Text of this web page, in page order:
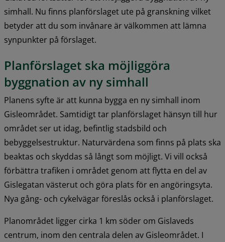
simhall. Nu finns planförslaget ute på granskning vilket
betyder att du som invånare är välkommen att lämna
synpunkter på förslaget.
Planförslaget ska möjliggöra
byggnation av ny simhall
Planens syfte är att kunna bygga en ny simhall inom
Gisleområdet. Samtidigt tar planförslaget hänsyn till hur
området ser ut idag, befintlig stadsbild och
bebyggelsestruktur. Naturvärdena som finns på plats ska
beaktas och skyddas så långt som möjligt. Vi vill också
förbättra trafiken i området genom att flytta en del av
Gislegatan västerut och göra plats för en angöringsyta.
Nya gång- och cykelvägar föreslås också i planförslaget.
Planområdet ligger cirka 1 km söder om Gislaveds
centrum, inom den centrala delen av Gisleområdet. I